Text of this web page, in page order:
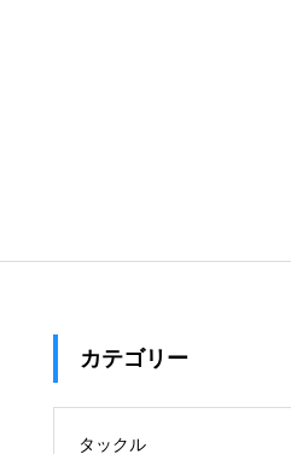
カテゴリー
タックル